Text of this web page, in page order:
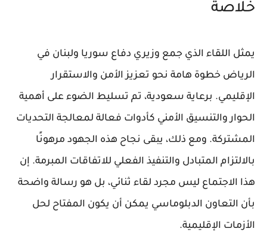
خلاصة
يمثل اللقاء الذي جمع وزيري دفاع سوريا ولبنان في
الرياض خطوة هامة نحو تعزيز الأمن والاستقرار
الإقليمي. برعاية سعودية، تم تسليط الضوء على أهمية
الحوار والتنسيق الأمني كأدوات فعالة لمعالجة التحديات
المشتركة. ومع ذلك، يبقى نجاح هذه الجهود مرهونًا
بالالتزام المتبادل والتنفيذ الفعلي للاتفاقات المبرمة. إن
هذا الاجتماع ليس مجرد لقاء ثنائي، بل هو رسالة واضحة
بأن التعاون الدبلوماسي يمكن أن يكون المفتاح لحل
الأزمات الإقليمية.